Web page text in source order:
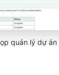
quản lý dự án